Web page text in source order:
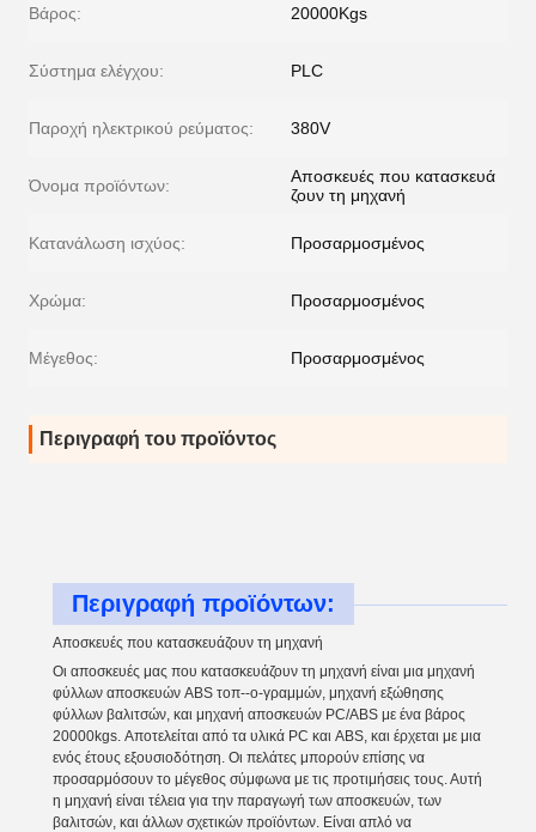
Βάρος: 20000Kgs
Σύστημα ελέγχου: PLC
Παροχή ηλεκτρικού ρεύματος: 380V
Όνομα προϊόντων:
Αποσκευές που κατασκευά
ζουν τη μηχανή
Κατανάλωση ισχύος: Προσαρμοσμένος
Χρώμα: Προσαρμοσμένος
Μέγεθος: Προσαρμοσμένος
Περιγραφή του προϊόντος
Περιγραφή προϊόντων:
Αποσκευές που κατασκευάζουν τη μηχανή
Οι αποσκευές μας που κατασκευάζουν τη μηχανή είναι μια μηχανή
φύλλων αποσκευών ABS τοπ--ο-γραμμών, μηχανή εξώθησης
φύλλων βαλιτσών, και μηχανή αποσκευών PC/ABS με ένα βάρος
20000kgs. Αποτελείται από τα υλικά PC και ABS, και έρχεται με μια
ενός έτους εξουσιοδότηση. Οι πελάτες μπορούν επίσης να
προσαρμόσουν το μέγεθος σύμφωνα με τις προτιμήσεις τους. Αυτή
η μηχανή είναι τέλεια για την παραγωγή των αποσκευών, των
βαλιτσών, και άλλων σχετικών προϊόντων. Είναι απλό να